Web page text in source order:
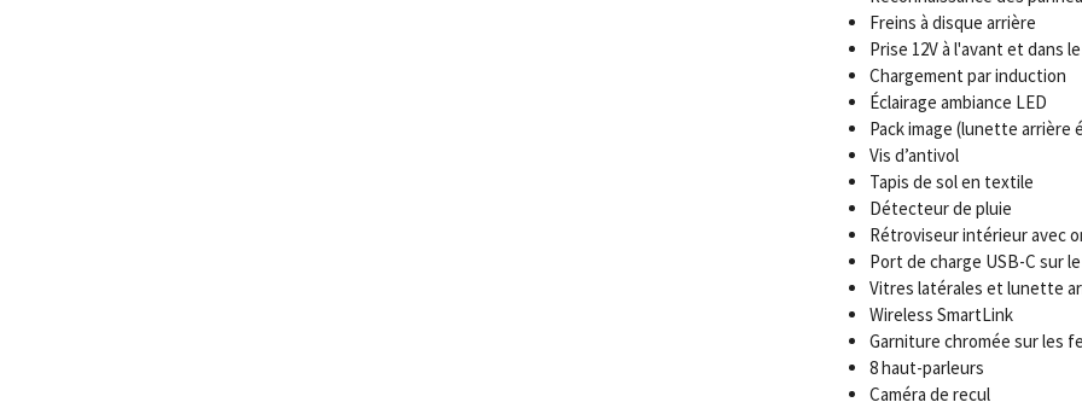
Freins à disque arrière
Prise 12V à l'avant et dans
Chargement par induction
Éclairage ambiance LED
Pack image (lunette arrière
Vis d’antivol
Tapis de sol en textile
Détecteur de pluie
Rétroviseur intérieur avec
Port de charge USB-C sur
Vitres latérales et lunette
Wireless SmartLink
Garniture chromée sur les
8 haut-parleurs
Caméra de recul